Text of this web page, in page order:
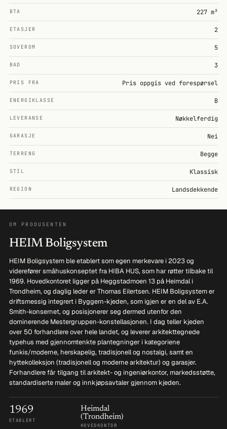
BTA 227 m²
ETASJER 2
SOVEROM 5
BAD 3
PRIS FRA Pris oppgis ved forespørsel
ENERGIKLASSE B
LEVERANSE Nøkkelferdig
GARASJE Nei
TERRENG Begge
STIL Klassisk
REGION Landsdekkende
OM PRODUSENTEN
HEIM Boligsystem
HEIM Boligsystem ble etablert som egen merkevare i 2023 og
viderefører småhuskonseptet fra HIBA HUS, som har røtter tilbake til
1969. Hovedkontoret ligger på Heggstadmoen 13 på Heimdal i
Trondheim, og daglig leder er Thomas Eilertsen. HEIM Boligsystem er
driftsmessig integrert i Byggern-kjeden, som igjen er en del av E.A.
Smith-konsernet, og posisjonerer seg dermed utenfor den
dominerende Mestergruppen-konstellasjonen. I dag teller kjeden
over 50 forhandlere over hele landet, og leverer arkitekttegnede
typehus med gjennomtenkte plantegninger i kategoriene
funkis/moderne, herskapelig, tradisjonell og nostalgi, samt en
hyttekolleksjon (tradisjonell og moderne arkitektur) og garasjer.
Forhandlere får tilgang til arkitekt- og ingeniørkontor, markedsstøtte,
standardiserte maler og innkjøpsavtaler gjennom kjeden.
1969
ETABLERT
Heimdal
(Trondheim)
HOVEDKONTOR